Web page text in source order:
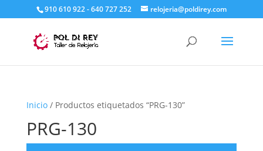
910 610 922 - 640 727 252 relojeria@poldirey.com
Inicio/ Productos etiquetados “PRG-130”
PRG-130